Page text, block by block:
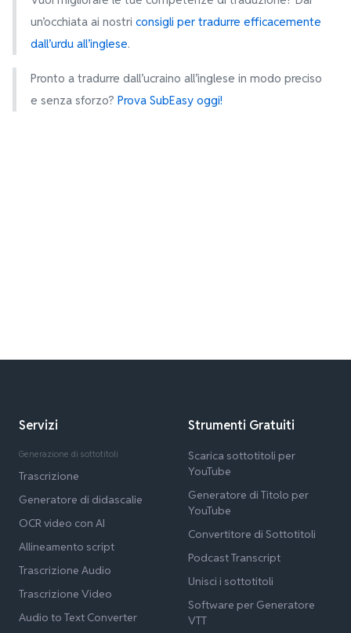
un’occhiata ai nostri consigli per tradurre efficacemente
dall’urdu all’inglese.
Pronto a tradurre dall’ucraino all’inglese in modo preciso
e senza sforzo? Prova SubEasy oggi!
Servizi
Generazione di sottotitoli
Trascrizione
Generatore di didascalie
OCR video con AI
Allineamento script
Trascrizione Audio
Trascrizione Video
Audio to Text Converter
Strumenti Gratuiti
Scarica sottotitoli per
YouTube
Generatore di Titolo per
YouTube
Convertitore di Sottotitoli
Podcast Transcript
Unisci i sottotitoli
Software per Generatore
VTT